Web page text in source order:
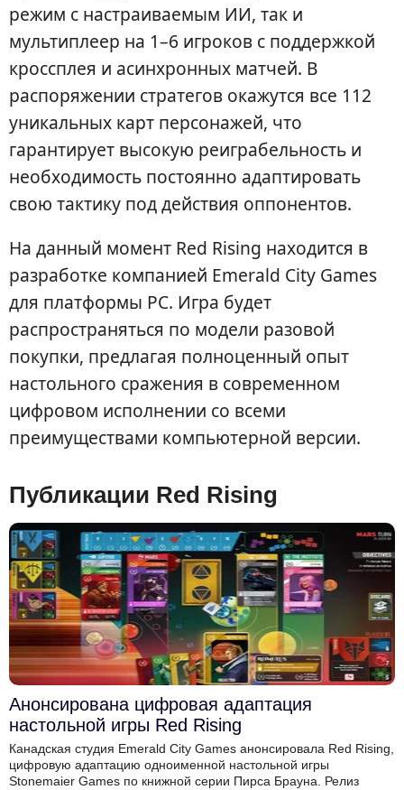
режим с настраиваемым ИИ, так и
мультиплеер на 1–6 игроков с поддержкой
кроссплея и асинхронных матчей. В
распоряжении стратегов окажутся все 112
уникальных карт персонажей, что
гарантирует высокую реиграбельность и
необходимость постоянно адаптировать
свою тактику под действия оппонентов.
На данный момент Red Rising находится в
разработке компанией Emerald City Games
для платформы PC. Игра будет
распространяться по модели разовой
покупки, предлагая полноценный опыт
настольного сражения в современном
цифровом исполнении со всеми
преимуществами компьютерной версии.
Публикации Red Rising
Анонсирована цифровая адаптация
настольной игры Red Rising
Канадская студия Emerald City Games анонсировала Red Rising,
цифровую адаптацию одноименной настольной игры
Stonemaier Games по книжной серии Пирса Брауна. Релиз